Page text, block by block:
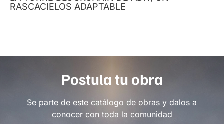
RASCACIELOS ADAPTABLE
Postula tu obra
Se parte de este catálogo de obras y dalos a
conocer con toda la comunidad